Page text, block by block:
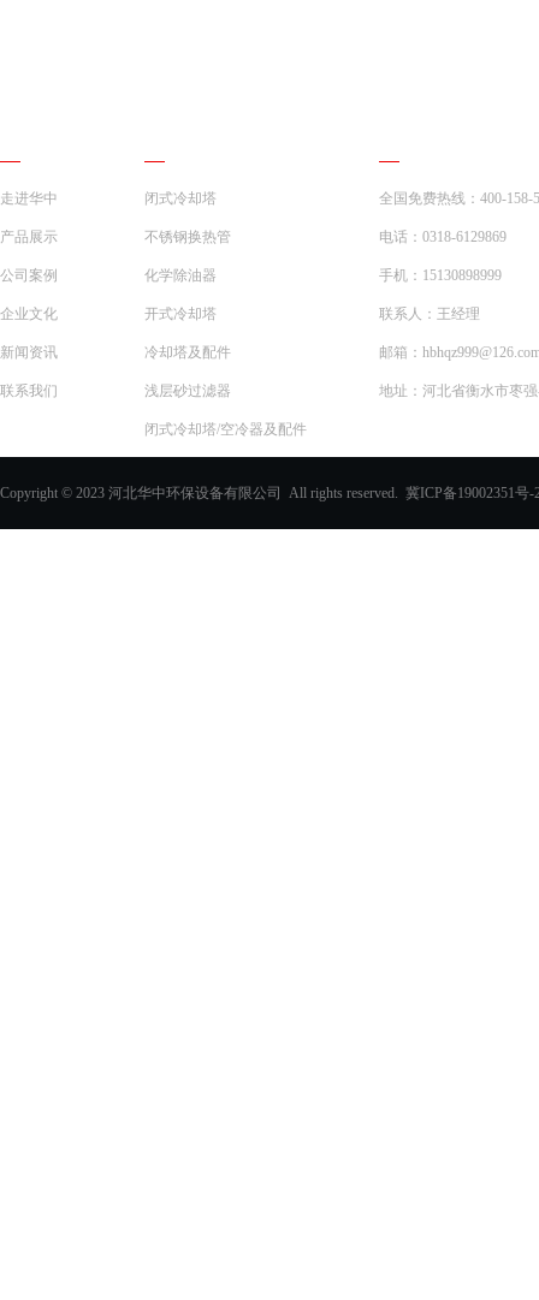
走进华中
产品展示
公司案例
企业文化
新闻资讯
联系我们
闭式冷却塔
不锈钢换热管
化学除油器
开式冷却塔
冷却塔及配件
浅层砂过滤器
闭式冷却塔/空冷器及配件
全国免费热线：400-158-
电话：0318-6129869
手机：15130898999
联系人：王经理
邮箱：
地址：河北省衡水市枣
Copyright © 2023 河北华中环保设备有限公司 All rights reserved. 冀ICP备19002351号-